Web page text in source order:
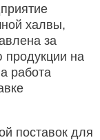
халвы,
за
на
работа
поставок для